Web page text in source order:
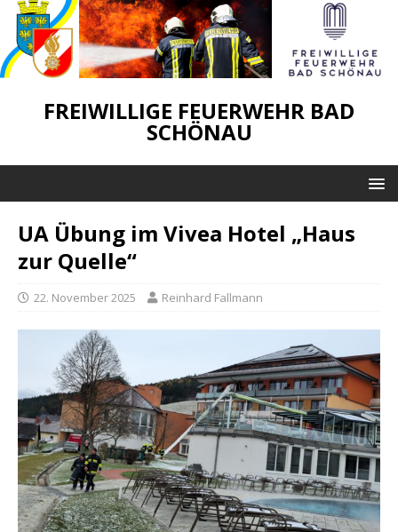
FREIWILLIGE FEUERWEHR BAD
SCHÖNAU
UA Übung im Vivea Hotel „Haus
zur Quelle“
22. November 2025 Reinhard Fallmann